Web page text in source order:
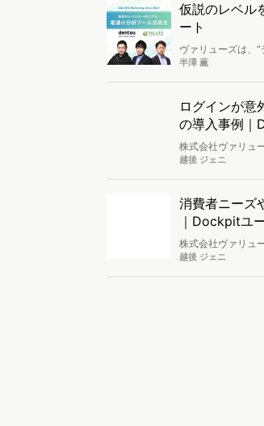
仮説のレベル
ート
ヴァリューズは、
マーケティングイ
ップデートが求め
題して、リアルな
半澤 薫
ログインが
の導入事例｜
株式会社ヴァリュ
会」。4月は有料
導入でお悩みの方
越後 ジェニ
消費者ニーズ
｜Dockpitユ
株式会社ヴァリュ
会」。有料契約者
ール活用術につい
越後 ジェニ